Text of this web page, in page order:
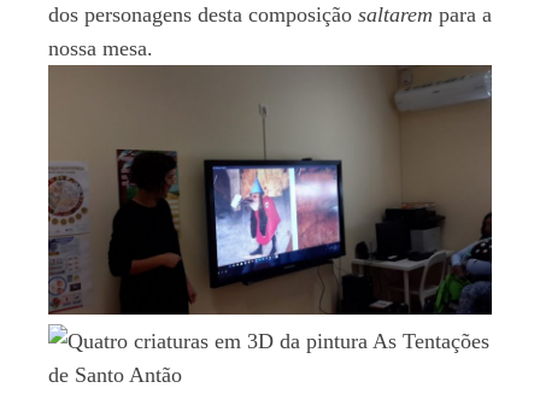
dos personagens desta composição saltarem para a
nossa mesa.